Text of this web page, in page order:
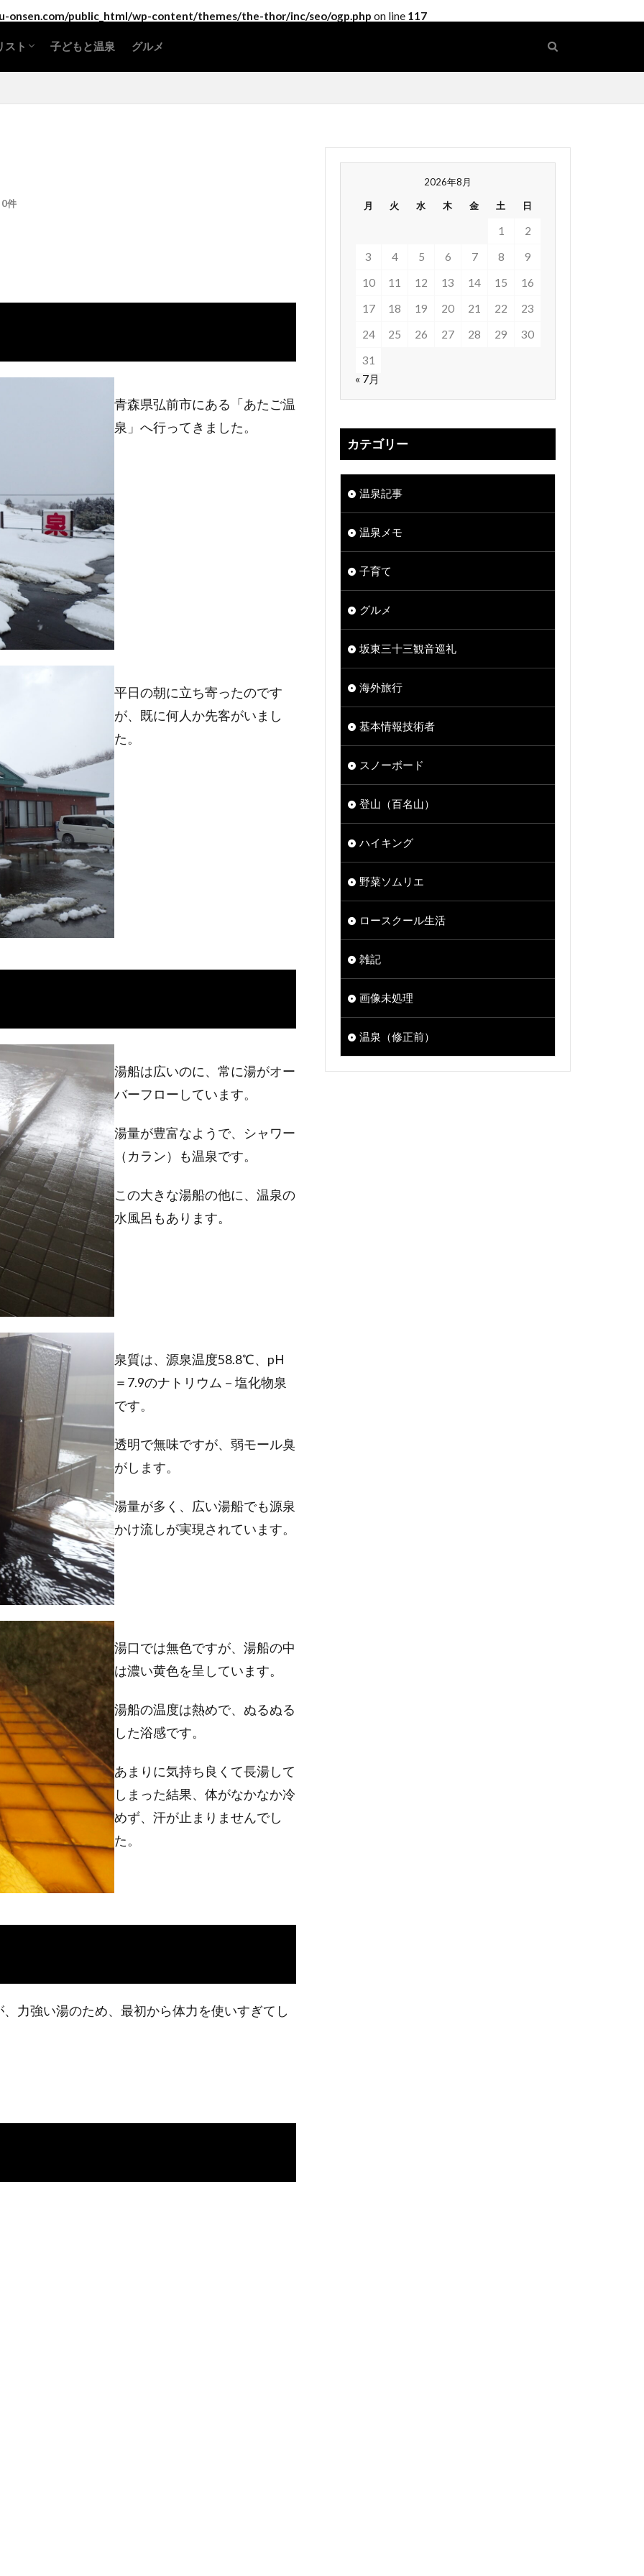
onsen.com/public_html/wp-content/themes/the-thor/inc/seo/ogp.php on line 117
スト 子どもと温泉 グルメ
0件
青森県弘前市にある「あたご温
泉」へ行ってきました。
平日の朝に立ち寄ったのです
が、既に何人か先客がいまし
た。
湯船は広いのに、常に湯がオー
バーフローしています。
湯量が豊富なようで、シャワー
（カラン）も温泉です。
この大きな湯船の他に、温泉の
水風呂もあります。
泉質は、源泉温度58.8℃、pH
＝7.9のナトリウム－塩化物泉
です。
透明で無味ですが、弱モール臭
がします。
湯量が多く、広い湯船でも源泉
かけ流しが実現されています。
湯口では無色ですが、湯船の中
は濃い黄色を呈しています。
湯船の温度は熱めで、ぬるぬる
した浴感です。
あまりに気持ち良くて長湯して
しまった結果、体がなかなか冷
めず、汗が止まりませんでし
た。
力強い湯のため、最初から体力を使いすぎてし
2026年8月
月 火 水 木 金 土 日
1
2
3
4 5 6 7 8
9
10
11 12 13 14 15
16
17
18 19 20 21 22
23
24
25 26 27 28 29
30
31
« 7月
カテゴリー
温泉記事
温泉メモ
子育て
グルメ
坂東三十三観音巡礼
海外旅行
基本情報技術者
スノーボード
登山（百名山）
ハイキング
野菜ソムリエ
ロースクール生活
雑記
画像未処理
温泉（修正前）